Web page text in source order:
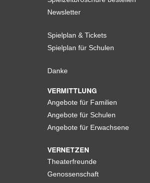
Newsletter
Spielplan & Tickets
Spielplan für Schulen
Danke
VERMITTLUNG
Angebote für Familien
Angebote für Schulen
Angebote für Erwachsene
VERNETZEN
Theaterfreunde
Genossenschaft